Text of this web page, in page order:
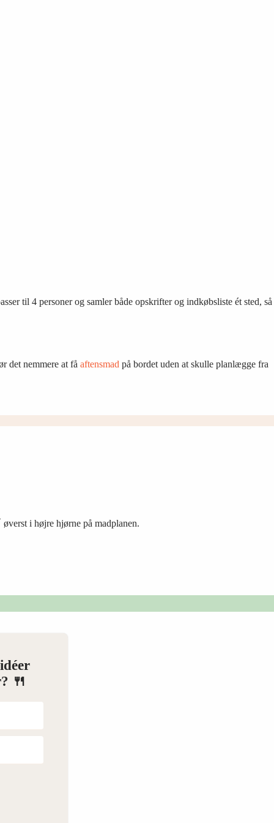
til 4 personer og samler både opskrifter og indkøbsliste ét sted, så
det nemmere at få aftensmad på bordet uden at skulle planlægge fra
i højre hjørne på madplanen.
🍴